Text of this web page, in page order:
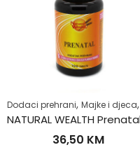
Dodaci prehrani, Majke i djeca,
36,50 KM